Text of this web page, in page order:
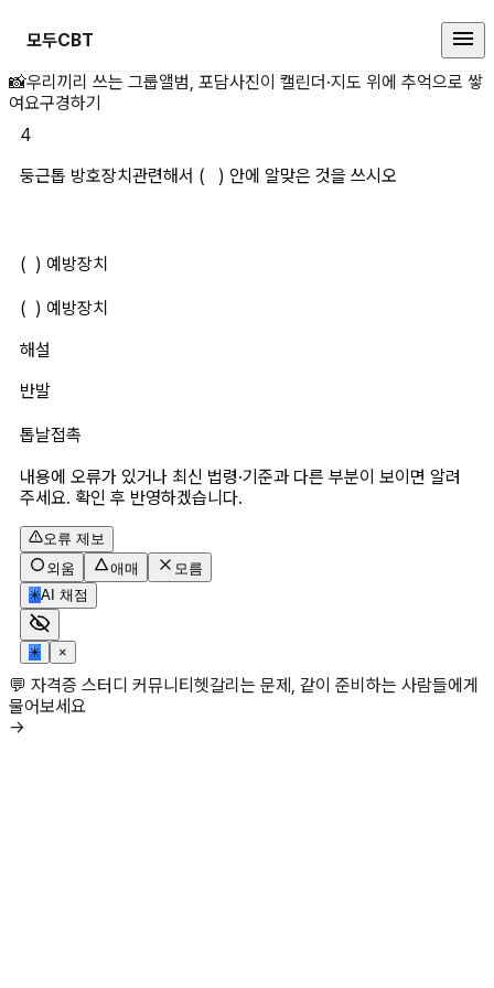
모두CBT
둥근톱 방호장치관련해서 ( ) 안에
📸우리끼리 쓰는 그룹앨범, 포담사진이 캘린더·지도 위에 추억으로 쌓
여요구경하기
4
둥근톱 방호장치관련해서 (   ) 안에 알맞은 것을 쓰시오
(  ) 예방장치
해설
반발
톱날접촉
내용에 오류가 있거나 최신 법령·기준과 다른 부분이 보이면 알려
주세요. 확인 후 반영하겠습니다.
오류 제보
외움
애매
모름
✳AI 채점
✳ ×
💬 자격증 스터디 커뮤니티헷갈리는 문제, 같이 준비하는 사람들에게
물어보세요
→